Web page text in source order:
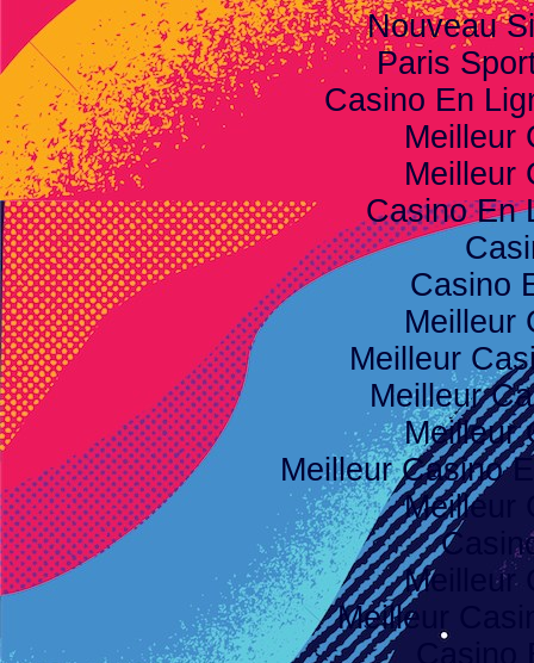
Nouveau
Paris
Casino En
Meilleur
Meilleur
Casino En
Casino
Meilleur
Meilleur
Meilleur
Meilleur
Meilleur Casino
Meilleur
Meilleur
Meilleur